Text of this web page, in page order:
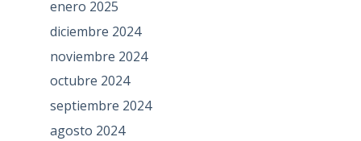
enero 2025
diciembre 2024
noviembre 2024
octubre 2024
septiembre 2024
agosto 2024